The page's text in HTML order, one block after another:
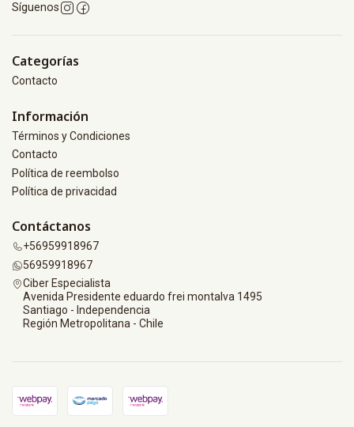
Síguenos
Categorías
Contacto
Información
Términos y Condiciones
Contacto
Política de reembolso
Política de privacidad
Contáctanos
+56959918967
56959918967
Ciber Especialista
Avenida Presidente eduardo frei montalva 1495
Santiago - Independencia
Región Metropolitana - Chile